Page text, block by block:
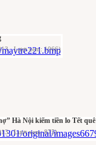
Lượt xem: 1066)
Hà Nội kiếm tiền lo Tết quê
Lượt xem: 875)